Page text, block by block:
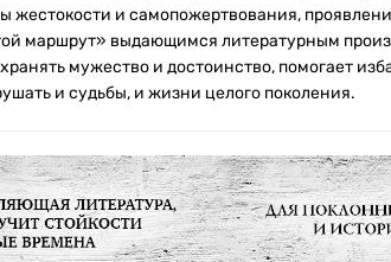
жестокости и самопожертвования,
маршрут» выдающимся литературным
мужество и достоинство, помогает
и судьбы, и жизни целого поколения.